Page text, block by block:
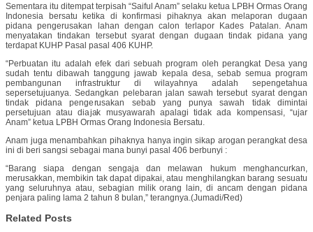
Sementara itu ditempat terpisah “Saiful Anam” selaku ketua LPBH Ormas Orang
Indonesia bersatu ketika di konfirmasi pihaknya akan melaporan dugaan
pidana pengerusakan lahan dengan calon terlapor Kades Patalan. Anam
menyatakan tindakan tersebut syarat dengan dugaan tindak pidana yang
terdapat KUHP Pasal pasal 406 KUHP.
“Perbuatan itu adalah efek dari sebuah program oleh perangkat Desa yang
sudah tentu dibawah tanggung jawab kepala desa, sebab semua program
pembangunan infrastruktur di wilayahnya adalah sepengetahua
sepersetujuanya. Sedangkan pelebaran jalan sawah tersebut syarat dengan
tindak pidana pengerusakan sebab yang punya sawah tidak dimintai
persetujuan atau diajak musyawarah apalagi tidak ada kompensasi, “ujar
Anam” ketua LPBH Ormas Orang Indonesia Bersatu.
Anam juga menambahkan pihaknya hanya ingin sikap arogan perangkat desa
ini di beri sangsi sebagai mana bunyi pasal 406 berbunyi :
“Barang siapa dengan sengaja dan melawan hukum menghancurkan,
merusakkan, membikin tak dapat dipakai, atau menghilangkan barang sesuatu
yang seluruhnya atau, sebagian milik orang lain, di ancam dengan pidana
penjara paling lama 2 tahun 8 bulan,” terangnya.(Jumadi/Red)
Related Posts